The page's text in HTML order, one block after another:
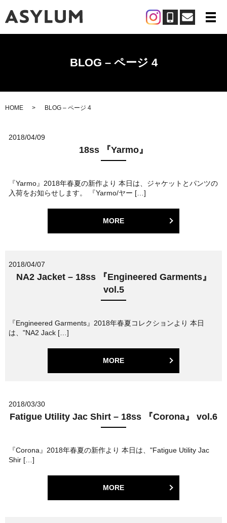
メ
BLOG – ページ 4
HOME BLOG – ページ 4
2018/04/09
18ss 『Yarmo』
『Yarmo』2018年春夏の新作より 本日は、ジャケットとパンツの
入荷をお知らせします。 『Yarmo/ヤー […]
MORE
2018/04/07
NA2 Jacket – 18ss 『Engineered Garments』
vol.5
『Engineered Garments』2018年春夏コレクションより 本日
は、"NA2 Jack […]
MORE
2018/03/30
Fatigue Utility Jac Shirt – 18ss 『Corona』 vol.6
『Corona』2018年春夏の新作より 本日は、"Fatigue Utility Jac
Shir […]
MORE